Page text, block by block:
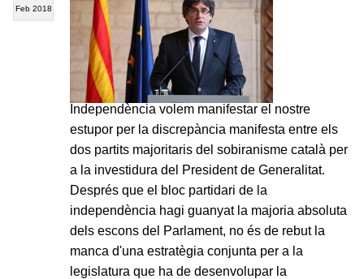
Feb 2018
Independència volem manifestar el nostre
estupor per la discrepància manifesta entre els
dos partits majoritaris del sobiranisme català per
a la investidura del President de Generalitat.
Després que el bloc partidari de la
independència hagi guanyat la majoria absoluta
dels escons del Parlament, no és de rebut la
manca d'una estratègia conjunta per a la
legislatura que ha de desenvolupar la